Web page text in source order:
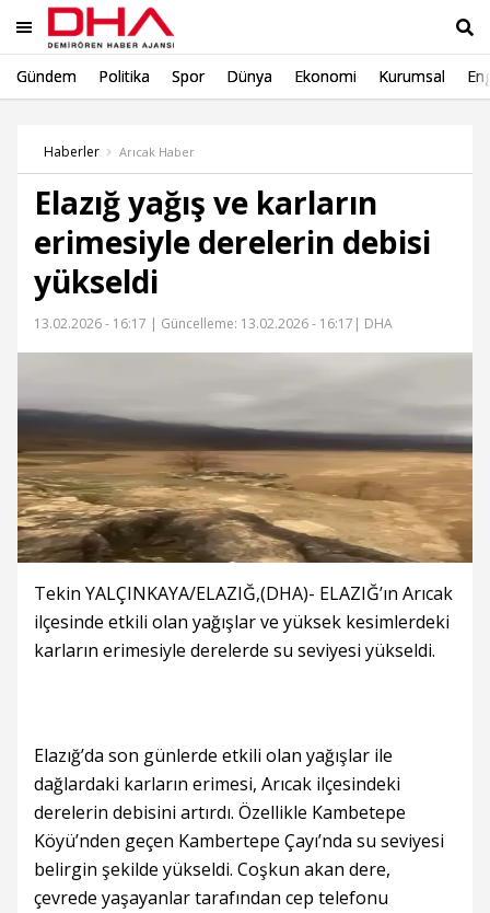
Gündem Politika Spor Dünya Ekonomi Kurumsal
Haberler Arıcak Haber
Elazığ yağış ve karların
erimesiyle derelerin debisi
yükseldi
13.02.2026 - 16:17 | Güncelleme: 13.02.2026 - 16:17 | DHA
Tekin YALÇINKAYA/ELAZIĞ,(DHA)- ELAZIĞ’ın Arıcak
ilçesinde etkili olan yağışlar ve yüksek kesimlerdeki
karların erimesiyle derelerde su seviyesi yükseldi.
Elazığ’da son günlerde etkili olan yağışlar ile
dağlardaki karların erimesi, Arıcak ilçesindeki
derelerin debisini artırdı. Özellikle Kambetepe
Köyü’nden geçen Kambertepe Çayı’nda su seviyesi
belirgin şekilde yükseldi. Coşkun akan dere,
çevrede yaşayanlar tarafından cep telefonu